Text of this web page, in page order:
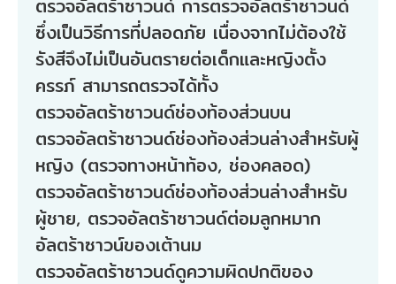
ตรวจอัลตร้าซาวนด์ การตรวจอัลตร้าซาวนด์
ซึ่งเป็นวิธีการที่ปลอดภัย เนื่องจากไม่ต้องใช้
รังสีจึงไม่เป็นอันตรายต่อเด็กและหญิงตั้ง
ครรภ์ สามารถตรวจได้ทั้ง
ตรวจอัลตร้าซาวนด์ช่องท้องส่วนบน
ตรวจอัลตร้าซาวนด์ช่องท้องส่วนล่างสำหรับผู้
หญิง (ตรวจทางหน้าท้อง, ช่องคลอด)
ตรวจอัลตร้าซาวนด์ช่องท้องส่วนล่างสำหรับ
ผู้ชาย, ตรวจอัลตร้าซาวนด์ต่อมลูกหมาก
อัลตร้าซาวน์ของเต้านม
ตรวจอัลตร้าซาวนด์ดูความผิดปกติของ